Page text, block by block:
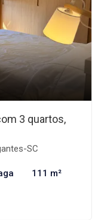
3 quartos,
SC
111 m²